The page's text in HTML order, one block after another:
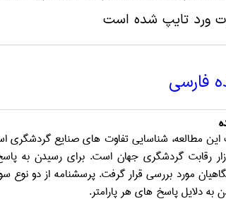
ورد تایپ شده است
فارسی
مطالعه، شناسایی تفاوت های صنایع گردشگری
رقابت گردشگری جهان است. برای رسیدن به
مورد بررسی قرار گرفت. پرسشنامه از دو نوع سوالات تشکیل شده
به دلایل پاسخ های هر پارامتر.